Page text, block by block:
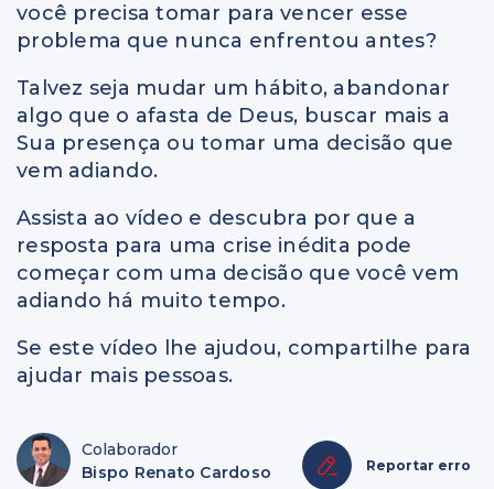
você precisa tomar para vencer esse
problema que nunca enfrentou antes?
Talvez seja mudar um hábito, abandonar
algo que o afasta de Deus, buscar mais a
Sua presença ou tomar uma decisão que
vem adiando.
Assista ao vídeo e descubra por que a
resposta para uma crise inédita pode
começar com uma decisão que você vem
adiando há muito tempo.
Se este vídeo lhe ajudou, compartilhe para
ajudar mais pessoas.
Colaborador
Bispo Renato Cardoso
Reportar erro